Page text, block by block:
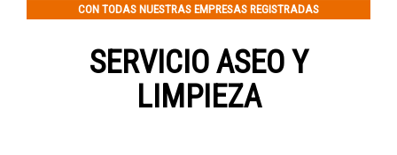
CON TODAS NUESTRAS EMPRESAS REGISTRADAS
SERVICIO ASEO Y
LIMPIEZA